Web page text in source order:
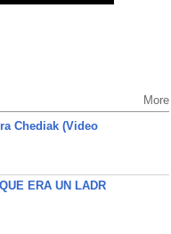
More
Chediak (Video
ERA UN LADR